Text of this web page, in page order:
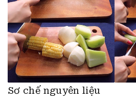
Sơ chế nguyên liệu